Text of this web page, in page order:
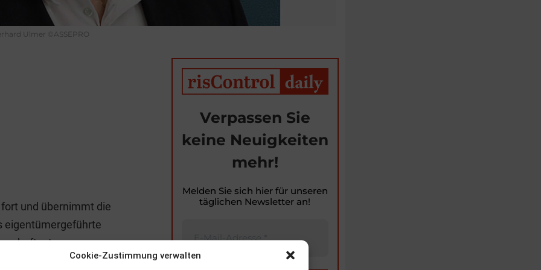
Cookie-Zustimmung verwalten
Ulmer ©ASSEPRO
und übernimmt die
eigentümergeführte
über exzellentes
Verpassen Sie
keine Neuigkeiten
mehr!
Melden Sie sich hier für unseren
täglichen Newsletter an!